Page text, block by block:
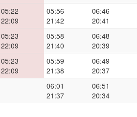
05:22
22:09
05:56
21:42
06:46
20:41
05:23
22:09
05:58
21:40
06:48
20:39
05:23
22:09
05:59
21:38
06:49
20:37
06:01
21:37
06:51
20:34